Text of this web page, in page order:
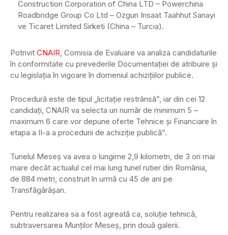
Construction Corporation of China LTD – Powerchina
Roadbridge Group Co Ltd – Ozgun Insaat Taahhut Sanayi
ve Ticaret Limited Sirketi (China – Turcia).
Potrivit CNAIR, Comisia de Evaluare va analiza candidaturile
în conformitate cu prevederile Documentaţiei de atribuire şi
cu legislaţia în vigoare în domeniul achiziţiilor publice.
Procedură este de tipul „licitaţie restrânsă”, iar din cei 12
candidaţi, CNAIR va selecta un număr de minimum 5 –
maximum 6 care vor depune oferte Tehnice şi Financiare în
etapa a II-a a procedurii de achiziţie publică”.
Tunelul Meseş va avea o lungime 2,9 kilometri, de 3 ori mai
mare decât actualul cel mai lung tunel rutier din România,
de 884 metri, construit în urmă cu 45 de ani pe
Transfăgărăşan.
Pentru realizarea sa a fost agreată ca, soluţie tehnică,
subtraversarea Munţilor Meseş, prin două galerii.